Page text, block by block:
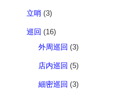
立哨 (3)
巡回 (16)
外周巡回 (3)
店内巡回 (5)
細密巡回 (3)